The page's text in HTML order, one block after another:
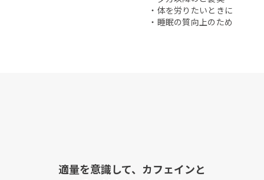
・体を労りたいときに
・睡眠の質向上のため
適量を意識して、カフェインと